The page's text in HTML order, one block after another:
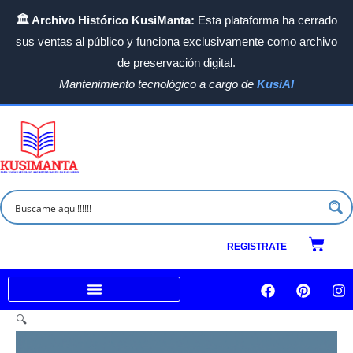
🏛️ Archivo Histórico KusiManta: Esta plataforma ha cerrado
sus ventas al público y funciona exclusivamente como archivo
de preservación digital.
Mantenimiento tecnológico a cargo de KusiAI
REGISTRATE
F
a
c
P
i
n
I
n
s
🔍